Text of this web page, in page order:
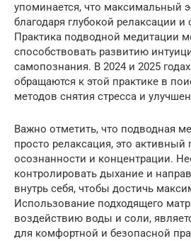
упоминается, что максимальный
благодаря глубокой релаксации и
Практика подводной медитации
способствовать развитию
самопознания. В 2024 и 2025
обращаются к этой практике в
методов снятия стресса и
Важно отметить, что подводная
просто релаксация, это
осознанности и концентрации.
контролировать дыхание и
внутрь себя, чтобы достичь
Использование подходящего
воздействию воды и соли,
для комфортной и безопасной